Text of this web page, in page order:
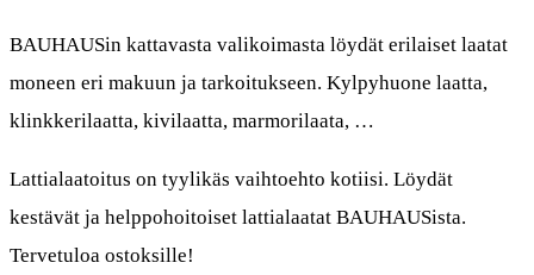
BAUHAUSin kattavasta valikoimasta löydät erilaiset laatat
moneen eri makuun ja tarkoitukseen. Kylpyhuone laatta,
klinkkerilaatta, kivilaatta, marmorilaata, …
Lattialaatoitus on tyylikäs vaihtoehto kotiisi. Löydät
kestävät ja helppohoitoiset lattialaatat BAUHAUSista.
Tervetuloa ostoksille!